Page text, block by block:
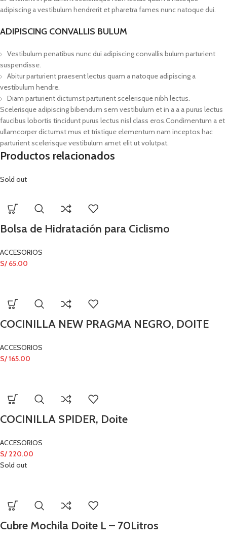
adipiscing a vestibulum hendrerit et pharetra fames nunc natoque dui.
ADIPISCING CONVALLIS BULUM
Vestibulum penatibus nunc dui adipiscing convallis bulum parturient
suspendisse.
Abitur parturient praesent lectus quam a natoque adipiscing a
vestibulum hendre.
Diam parturient dictumst parturient scelerisque nibh lectus.
Scelerisque adipiscing bibendum sem vestibulum et in a a a purus lectus
faucibus lobortis tincidunt purus lectus nisl class eros.Condimentum a et
ullamcorper dictumst mus et tristique elementum nam inceptos hac
parturient scelerisque vestibulum amet elit ut volutpat.
Productos relacionados
Sold out
Bolsa de Hidratación para Ciclismo
ACCESORIOS
S/ 65.00
COCINILLA NEW PRAGMA NEGRO, DOITE
ACCESORIOS
S/165.00
COCINILLA SPIDER, Doite
ACCESORIOS
S/ 220.00
Sold out
Cubre Mochila Doite L – 70Litros